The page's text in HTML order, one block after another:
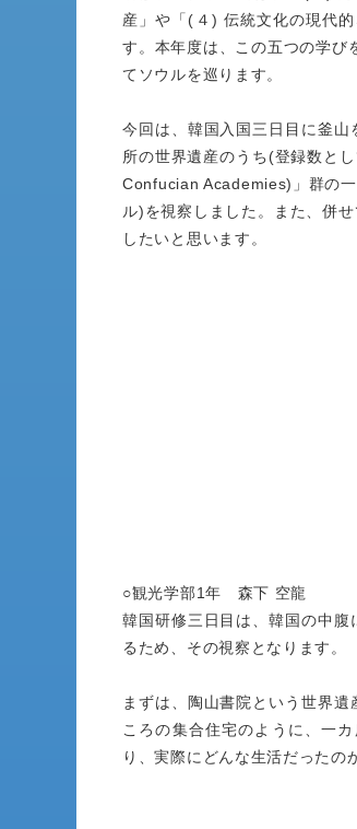
産」や「(４) 伝統文化の現代
す。本年度は、この五つの学び
てソウルを巡ります。
今回は、韓国入国三日目に釜
所の世界遺産のうち(登録数と
Confucian Academies)」群の
ル)を視察しました。また、併
したいと思います。
○観光学部1年 森下 空龍
韓国研修三日目は、韓国の中
るため、その視察となります。
まずは、陶山書院という世界
ころの集合住宅のように、一
り、実際にどんな生活だったの